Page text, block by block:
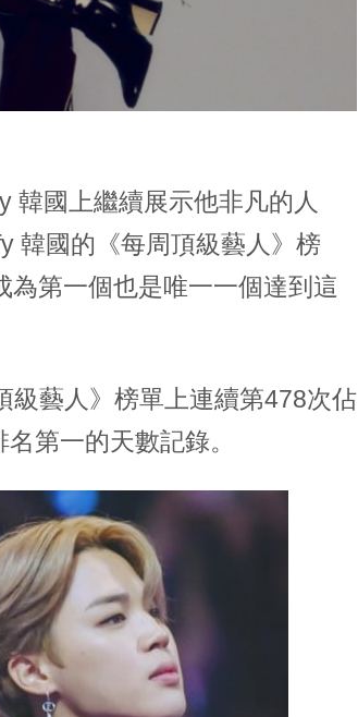
韓國上繼續展示他非凡的人
韓國的《每周頂級藝人》榜
第一個也是唯一一個達到這
級藝人》榜單上連續第478次佔
第一的天數記錄。